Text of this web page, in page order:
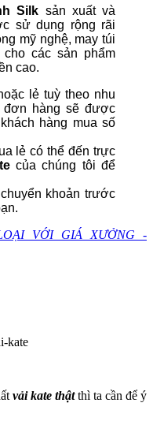
Silk sản xuất và
sử dụng rộng rãi
mỹ nghệ, may túi
các sản phẩm
cao.
lẻ tuỳ theo nhu
đơn hàng sẽ được
hàng mua số
lẻ có thể đến trực
của chúng tôi để
khoản trước
VỚI GIÁ XƯỞNG -
vải kate thậtthì ta cần để ý